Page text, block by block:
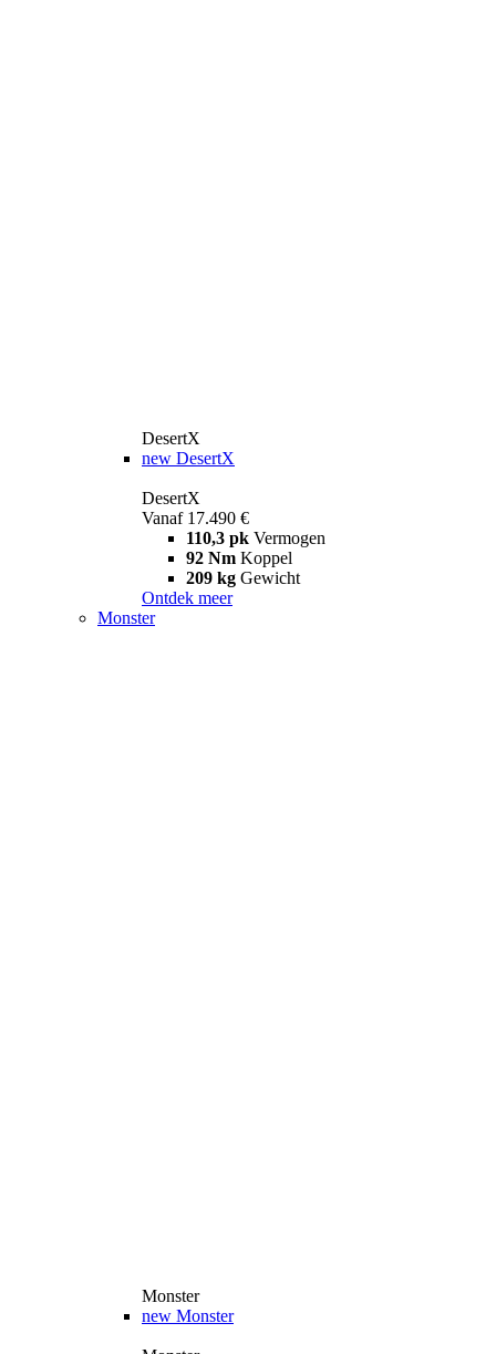
DesertX
new DesertX
DesertX
Vanaf 17.490 €
110,3 pk Vermogen
92 Nm Koppel
209 kg Gewicht
Ontdek meer
Monster
Monster
new Monster